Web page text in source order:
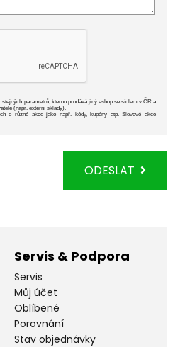
parametrů, kterou prodává jiný eshop se sídlem v ČR a
(např. externí sklady).
o různé akce jako např. kódy, kupóny atp. Slevové akce
ODESLAT
Servis & Podpora
Servis
Můj účet
Oblíbené
Porovnání
Stav objednávky